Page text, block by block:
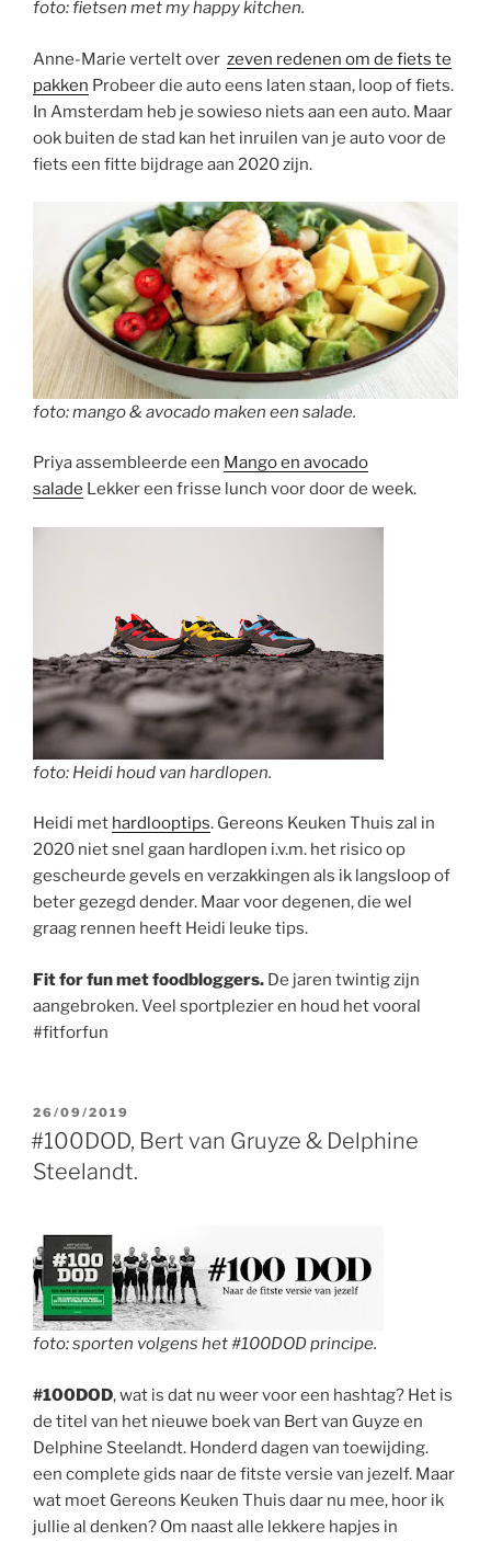
foto: fietsen met my happy kitchen.
Anne-Marie vertelt over zeven redenen om de fiets te
pakken Probeer die auto eens laten staan, loop of fiets.
In Amsterdam heb je sowieso niets aan een auto. Maar
ook buiten de stad kan het inruilen van je auto voor de
fiets een fitte bijdrage aan 2020 zijn.
foto: mango & avocado maken een salade.
Priya assembleerde een Mango en avocado
salade Lekker een frisse lunch voor door de week.
foto: Heidi houd van hardlopen.
Heidi met hardlooptips. Gereons Keuken Thuis zal in
2020 niet snel gaan hardlopen i.v.m. het risico op
gescheurde gevels en verzakkingen als ik langsloop of
beter gezegd dender. Maar voor degenen, die wel
graag rennen heeft Heidi leuke tips.
Fit for fun met foodbloggers. De jaren twintig zijn
aangebroken. Veel sportplezier en houd het vooral
#fitforfun
GEPLAATST
OP
26/09/2019
#100DOD, Bert van Gruyze & Delphine
Steelandt.
foto: sporten volgens het #100DOD principe.
#100DOD, wat is dat nu weer voor een hashtag? Het is
de titel van het nieuwe boek van Bert van Guyze en
Delphine Steelandt. Honderd dagen van toewijding.
een complete gids naar de fitste versie van jezelf. Maar
wat moet Gereons Keuken Thuis daar nu mee, hoor ik
jullie al denken? Om naast alle lekkere hapjes in